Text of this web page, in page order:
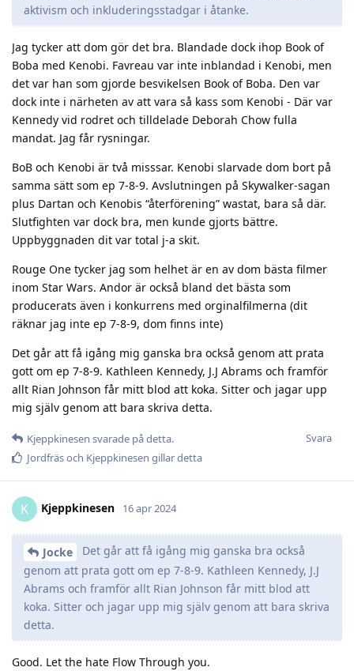
aktivism och inkluderingsstadgar i åtanke.
Jag tycker att dom gör det bra. Blandade dock ihop Book of
Boba med Kenobi. Favreau var inte inblandad i Kenobi, men
det var han som gjorde besvikelsen Book of Boba. Den var
dock inte i närheten av att vara så kass som Kenobi - Där var
Kennedy vid rodret och tilldelade Deborah Chow fulla
mandat. Jag får rysningar.
BoB och Kenobi är två misssar. Kenobi slarvade dom bort på
samma sätt som ep 7-8-9. Avslutningen på Skywalker-sagan
plus Dartan och Kenobis “återförening” wastat, bara så där.
Slutfighten var dock bra, men kunde gjorts bättre.
Uppbyggnaden dit var total j-a skit.
Rouge One tycker jag som helhet är en av dom bästa filmer
inom Star Wars. Andor är också bland det bästa som
producerats även i konkurrens med orginalfilmerna (dit
räknar jag inte ep 7-8-9, dom finns inte)
Det går att få igång mig ganska bra också genom att prata
gott om ep 7-8-9. Kathleen Kennedy, J.J Abrams och framför
allt Rian Johnson får mitt blod att koka. Sitter och jagar upp
mig själv genom att bara skriva detta.
Svara
Kjeppkinesen svarade på detta.
Jordfräsoch Kjeppkinesen gillar detta
K Kjeppkinesen 16 apr 2024
Jocke
Det går att få igång mig ganska bra också
genom att prata gott om ep 7-8-9. Kathleen Kennedy, J.J
Abrams och framför allt Rian Johnson får mitt blod att
koka. Sitter och jagar upp mig själv genom att bara skriva
detta.
Good. Let the hate Flow Through you.